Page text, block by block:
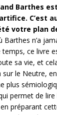
Barthes
C’est
votre plan
n’a
ce livre
sa vie, et
le Neutre,
plus
permet de
préparant